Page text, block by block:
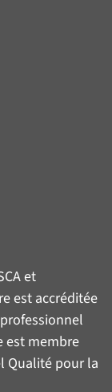
et
est accréditée
est membre
Qualité pour la